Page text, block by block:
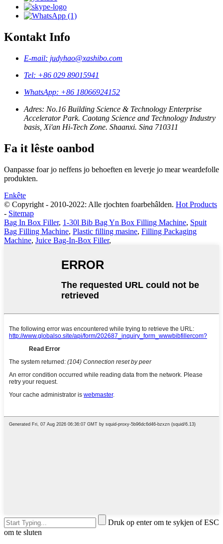
Kontakt Info
E-mail: judyhao@xashibo.com
Tel: +86 029 89015941
WhatsApp: +86 18066924152
Adres: No.16 Building Science & Technology Enterprise
Accelerator Park. Caotang Science and Technology Industry
basis, Xi'an Hi-Tech Zone. Shaanxi. Sina 710311
Fa it lêste oanbod
Oanpasse foar jo neffens jo behoeften en leverje jo mear weardefolle
produkten.
Enkête
© Copyright - 2010-2022: Alle rjochten foarbehâlden. Hot Products
- Sitemap
Bag In Box Filler, 1-30l Bib Bag Yn Box Filling Machine, Spuit
Bag Filling Machine, Plastic filling masine, Filling Packaging
Machine, Juice Bag-In-Box Filler,
Druk op enter om te sykjen of ESC
om te sluten